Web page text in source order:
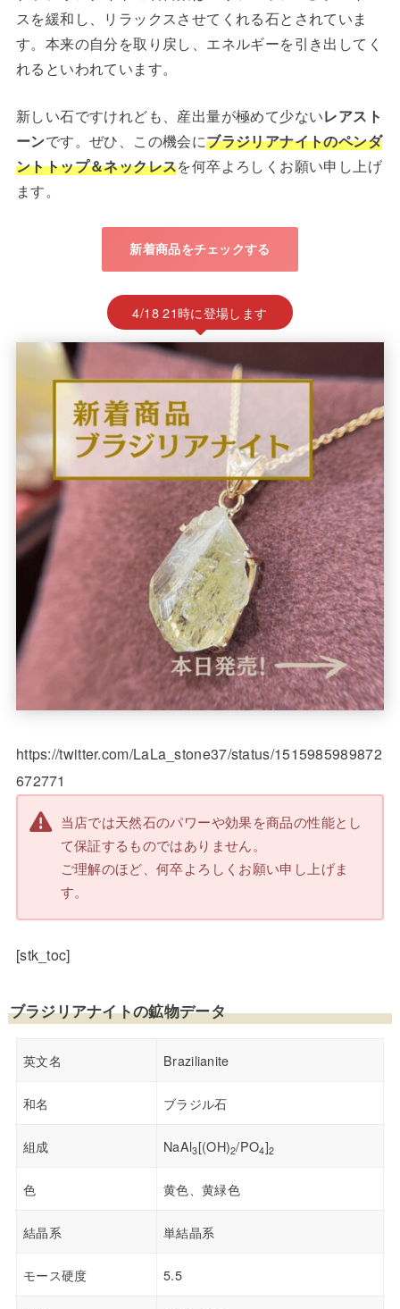
スを緩和し、リラックスさせてくれる石とされていま
す。本来の自分を取り戻し、エネルギーを引き出してく
れるといわれています。
新しい石ですけれども、産出量が極めて少ないレアスト
ーンです。ぜひ、この機会にブラジリアナイトのペンダ
ントトップ＆ネックレスを何卒よろしくお願い申し上げ
ます。
新着商品をチェックする
4/18 21時に登場します
https://twitter.com/LaLa_stone37/status/1515985989872
672771
当店では天然石のパワーや効果を商品の性能とし
て保証するものではありません。
ご理解のほど、何卒よろしくお願い申し上げま
す。
[stk_toc]
ブラジリアナイトの鉱物データ
英文名 Brazilianite
和名 ブラジル石
組成 NaAl3[(OH)2/PO4]2
色 黄色、黄緑色
結晶系 単結晶系
モース硬度 5.5